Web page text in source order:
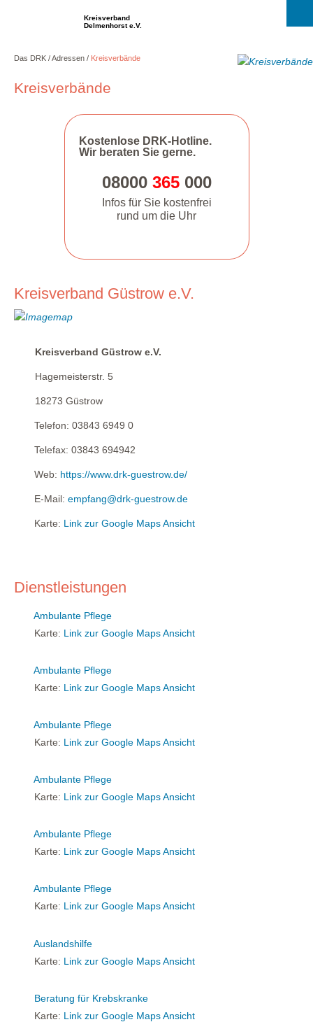
Kreisverband
Delmenhorst e.V.
Das DRK Adressen Kreisverbände
Kreisverbände
Kostenlose DRK-Hotline.
Wir beraten Sie gerne.
08000 365000
Infos für Sie kostenfrei
rund um die Uhr
Kreisverband Güstrow e.V.
Kreisverband Güstrow e.V.
Hagemeisterstr. 5
18273 Güstrow
Telefon: 03843 6949 0
Telefax: 03843 694942
Web: https://www.drk-guestrow.de/
E-Mail: empfang@drk-guestrow.de
Karte: Link zur Google Maps Ansicht
Dienstleistungen
Ambulante Pflege
Karte: Link zur Google Maps Ansicht
Ambulante Pflege
Karte: Link zur Google Maps Ansicht
Ambulante Pflege
Karte: Link zur Google Maps Ansicht
Ambulante Pflege
Karte: Link zur Google Maps Ansicht
Ambulante Pflege
Karte: Link zur Google Maps Ansicht
Ambulante Pflege
Karte: Link zur Google Maps Ansicht
Auslandshilfe
Karte: Link zur Google Maps Ansicht
Beratung für Krebskranke
Karte: Link zur Google Maps Ansicht